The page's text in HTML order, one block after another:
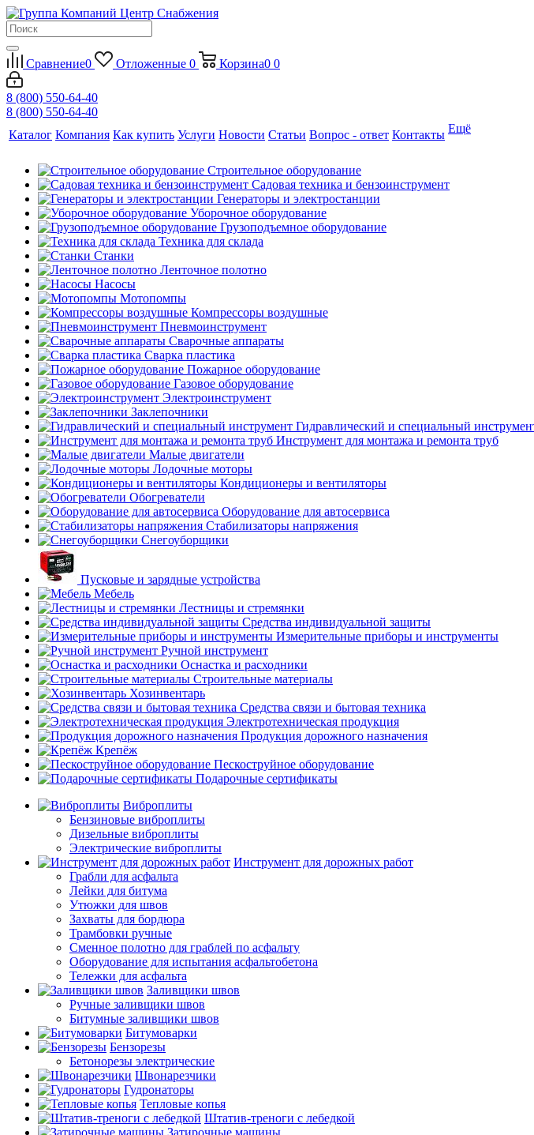
Сравнение0 Отложенные 0 Корзина0 0
8 (800) 550-64-40
8 (800) 550-64-40
Каталог Компания Как купить Услуги Новости Статьи Вопрос - ответ Контакты Ещё
Строительное оборудование
Садовая техника и бензоинструмент
Генераторы и электростанции
Уборочное оборудование
Грузоподъемное оборудование
Техника для склада
Станки
Ленточное полотно
Насосы
Мотопомпы
Компрессоры воздушные
Пневмоинструмент
Сварочные аппараты
Сварка пластика
Пожарное оборудование
Газовое оборудование
Электроинструмент
Заклепочники
Гидравлический и специальный
Инструмент для монтажа и ремонта труб
Малые двигатели
Лодочные моторы
Кондиционеры и вентиляторы
Обогреватели
Оборудование для автосервиса
Стабилизаторы напряжения
Снегоуборщики
Пусковые и зарядные устройства
Мебель
Лестницы и стремянки
Средства индивидуальной защиты
Измерительные приборы и инструменты
Ручной инструмент
Оснастка и расходники
Строительные материалы
Хозинвентарь
Средства связи и бытовая техника
Электротехническая продукция
Продукция дорожного назначения
Крепёж
Пескоструйное оборудование
Подарочные сертификаты
Виброплиты
Бензиновые виброплиты
Дизельные виброплиты
Электрические виброплиты
Инструмент для дорожных работ
Грабли для асфальта
Лейки для битума
Утюжки для швов
Захваты для бордюра
Трамбовки ручные
Сменное полотно для граблей по асфальту
Оборудование для испытания асфальтобетона
Тележки для асфальта
Заливщики швов
Ручные заливщики швов
Битумные заливщики швов
Битумоварки
Бензорезы
Бетонорезы электрические
Швонарезчики
Гудронаторы
Тепловые копья
Штатив-треноги с лебедкой
Затирочные машины